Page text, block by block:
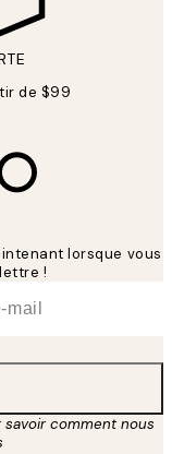
de $99
lorsque vous
!
comment nous